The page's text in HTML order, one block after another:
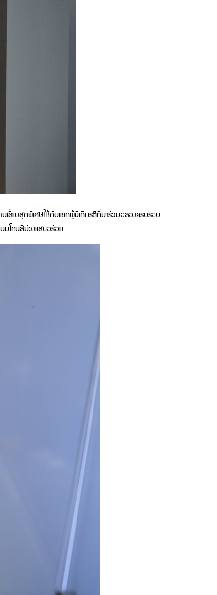
นเลี้ยงสุดพิเศษให้กับแขกผู้มีเกียรติที่มาร่วมฉลองครบรอบ
นมโทนสีม่วงแสนอร่อย